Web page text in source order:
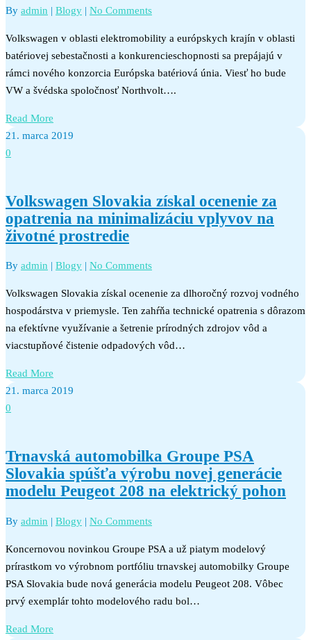
By admin | Blogy | No Comments
Volkswagen v oblasti elektromobility a európskych krajín v oblasti
batériovej sebestačnosti a konkurencieschopnosti sa prepájajú v
rámci nového konzorcia Európska batériová únia. Viesť ho bude
VW a švédska spoločnosť Northvolt….
Read More
21. marca 2019
0
Volkswagen Slovakia získal ocenenie za
opatrenia na minimalizáciu vplyvov na
životné prostredie
By admin | Blogy | No Comments
Volkswagen Slovakia získal ocenenie za dlhoročný rozvoj vodného
hospodárstva v priemysle. Ten zahŕňa technické opatrenia s dôrazom
na efektívne využívanie a šetrenie prírodných zdrojov vôd a
viacstupňové čistenie odpadových vôd…
Read More
21. marca 2019
0
Trnavská automobilka Groupe PSA
Slovakia spúšťa výrobu novej generácie
modelu Peugeot 208 na elektrický pohon
By admin | Blogy | No Comments
Koncernovou novinkou Groupe PSA a už piatym modelový
prírastkom vo výrobnom portfóliu trnavskej automobilky Groupe
PSA Slovakia bude nová generácia modelu Peugeot 208. Vôbec
prvý exemplár tohto modelového radu bol…
Read More